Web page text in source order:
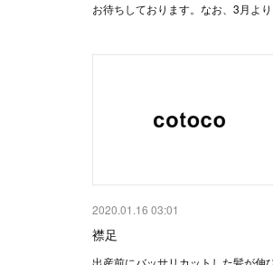
お待ちしております。なお、3月よ
2020.01.16 03:01
襟足
出産前にバッサリカットした髪が伸